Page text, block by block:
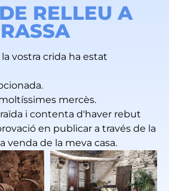
RELLEU A
vostra crida ha estat
mercès.
i contenta d'haver rebut
en publicar a través de la
venda de la meva casa.